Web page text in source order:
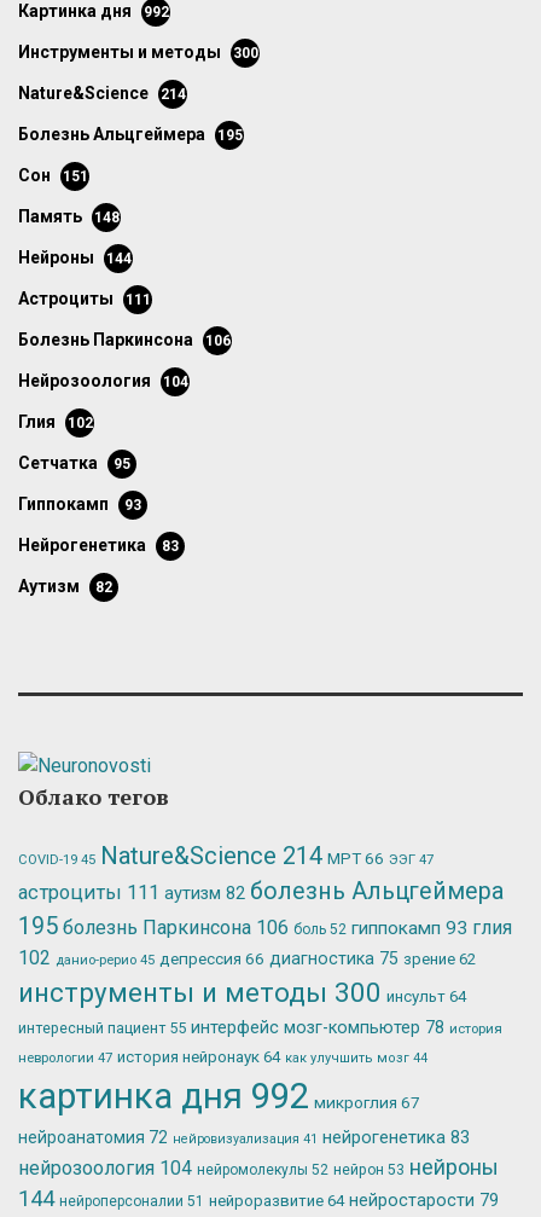
картинка дня 992
инструменты и методы 300
Nature&Science 214
болезнь Альцгеймера 195
сон 151
память 148
нейроны 144
астроциты 111
болезнь Паркинсона 106
нейрозоология 104
глия 102
сетчатка 95
гиппокамп 93
нейрогенетика 83
аутизм 82
Облако тегов
COVID-19 45 Nature&Science 214 МРТ66 ЭЭГ 47
астроциты 111 аутизм 82 болезнь Альцгеймера
195 болезнь Паркинсона 106 боль 52 гиппокамп 93 глия
102 данио-рерио 45 депрессия 66 диагностика 75 зрение 62
инструменты и методы 300 инсульт 64
интересный пациент 55 интерфейс мозг-компьютер 78 история
неврологии 47 история нейронаук 64 как улучшить мозг 44
картинка дня 992 микроглия 67
нейроанатомия 72 нейровизуализация 41 нейрогенетика 83
нейрозоология 104 нейромолекулы 52 нейрон 53 нейроны
144 нейроперсоналии 51 нейроразвитие 64 нейростарости 79